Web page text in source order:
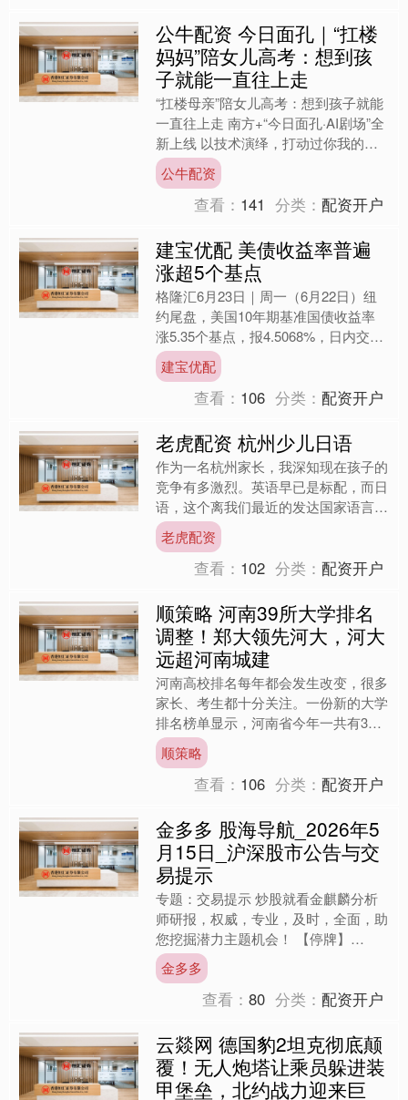
公牛配资 今日面孔｜“扛楼
妈妈”陪女儿高考：想到孩
子就能一直往上走
“扛楼母亲”陪女儿高考：想到孩子就能
一直往上走 南方+“今日面孔·AI剧场”全
新上线 以技术演绎，打动过你我的人
物故事 从一张面孔，看见一种人生，
感知一个时代 ....
公牛配资
查看： 141 分类：配资开户
建宝优配 美债收益率普遍
涨超5个基点
格隆汇6月23日｜周一（6月22日）纽
约尾盘，美国10年期基准国债收益率
涨5.35个基点，报4.5068%，日内交投
于4.4731%-4.5128%区间。两年期....
建宝优配
查看： 106 分类：配资开户
老虎配资 杭州少儿日语
作为一名杭州家长，我深知现在孩子的
竞争有多激烈。英语早已是标配，而日
语，这个离我们最近的发达国家语言，
正在成为越来越多有远见家长的选择。
无论是为了未来留学、高考....
老虎配资
查看： 102 分类：配资开户
顺策略 河南39所大学排名
调整！郑大领先河大，河大
远超河南城建
河南高校排名每年都会发生改变，很多
家长、考生都十分关注。一份新的大学
排名榜单显示，河南省今年一共有39
所大学进入全国排名榜单，该数量在各
省中属于较好的。郑州大学....
顺策略
查看： 106 分类：配资开户
金多多 股海导航_2026年5
月15日_沪深股市公告与交
易提示
专题：交易提示 炒股就看金麒麟分析
师研报，权威，专业，及时，全面，助
您挖掘潜力主题机会！ 【停牌】
000430 ST张家界 【复牌】 688193 仁
度生物 ....
金多多
查看：80 分类：配资开户
云燚网 德国豹2坦克彻底颠
覆！无人炮塔让乘员躲进装
甲堡垒，北约战力迎来巨